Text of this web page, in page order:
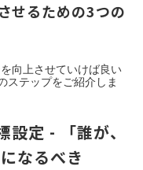
せるための3つの
向上させていけば良い
ステップをご紹介しま
定 - 「誰が、
なるべき